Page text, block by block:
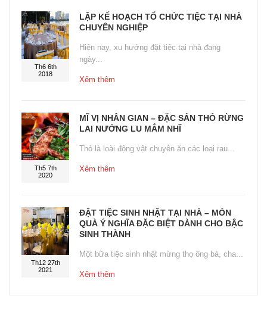
Th6 6th
2018
LẬP KẾ HOẠCH TỔ CHỨC TIỆC TẠI NHÀ
CHUYÊN NGHIỆP
Hiện nay, xu hướng đặt tiệc tại nhà đang
ngày...
Xêm thêm
Th5 7th
2020
MĨ VỊ NHÂN GIAN – ĐẶC SẢN THỎ RỪNG
LAI NƯỚNG LU MẮM NHĨ
Thỏ là loài động vật chuyên ăn các loại rau...
Xêm thêm
Th12 27th
2021
ĐẶT TIỆC SINH NHẬT TẠI NHÀ – MÓN
QUÀ Ý NGHĨA ĐẶC BIỆT DÀNH CHO BẬC
SINH THÀNH
Một bữa tiệc sinh nhật mừng thọ ông bà, cha...
Xêm thêm